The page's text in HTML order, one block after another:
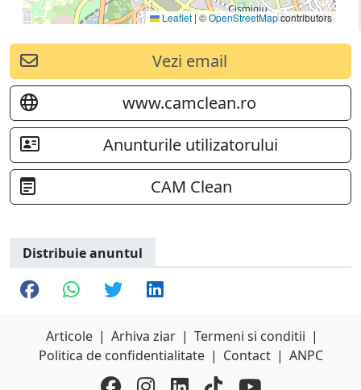
Leaflet |©OpenStreetMapcontributors
Vezi email
www.camclean.ro
Anunturile utilizatorului
CAM Clean
Distribuie anuntul
Articole | Arhiva ziar | Termeni si conditii |
Politica de confidentialitate | Contact | ANPC